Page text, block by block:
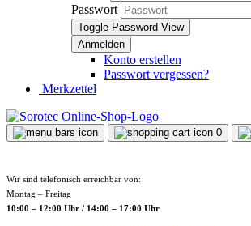
Passwort
Toggle Password View
Konto erstellen
Passwort vergessen?
Merkzettel
0
Wir sind telefonisch erreichbar von:
Montag – Freitag
10:00 – 12:00 Uhr / 14:00 – 17:00 Uhr